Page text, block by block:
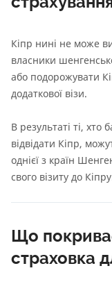
Кіпр нині не може
власники
або подорожувати
додаткової візи.
В результаті ті,
відвідати Кіпр,
однієї з країн
свого візиту до
Що
страховка